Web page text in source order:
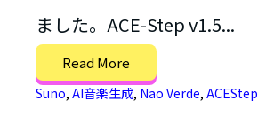
ました。ACE-Step v1.5...
Read More
Suno, AI音楽生成, Nao Verde, ACEStep